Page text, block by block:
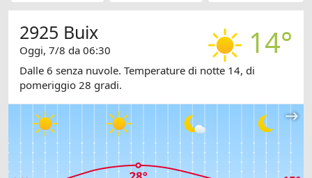
14°
2925 Buix
Oggi, 7/8 da 06:30
Dalle 6 senza nuvole. Temperature di notte 14, di
pomeriggio 28 gradi.